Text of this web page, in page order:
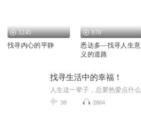
1245
找寻内心的平静
970
悉达多—找寻人生意
义的道路
找寻生活中的幸福！
38 2864